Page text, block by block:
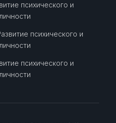
психического и
психического и
психического и